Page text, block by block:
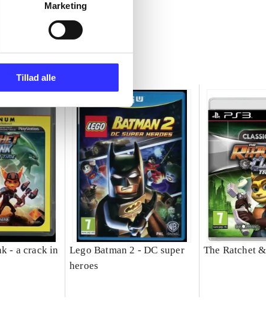
Marketing
Tillad alle
- a crack in
Lego Batman 2 - DC super
heroes
The Ratchet